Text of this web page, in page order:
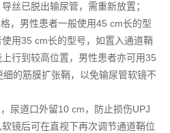
丝已脱出输尿管，需重新放置；
，男性患者一般使用45 cm长的型
用35 cm长的型号，如置入通道鞘
行到较高位置，男性患者亦可用35
的筋膜扩张鞘，以免输尿管软镜不
尿道口外留10 cm，防止损伤UPJ
镜后可在直视下再次调节通道鞘位